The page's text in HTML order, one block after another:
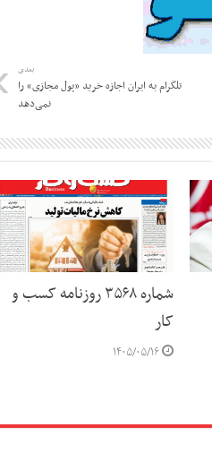
بعدی
تلگرام به ایران اجازه خرید «پول مجازی» را
نمی‌دهد
شماره ۳۵۶۸ روزنامه کسب و
کار
۱۴۰۵/۰۵/۱۶